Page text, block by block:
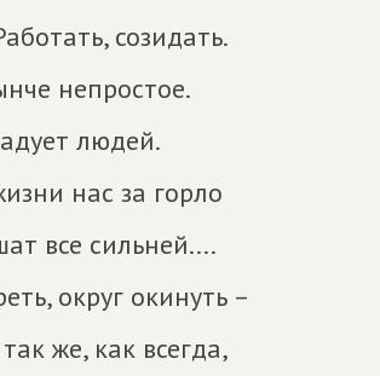
созидать.
непростое.
людей.
нас за горло
все сильней....
округ окинуть –
же, как всегда,